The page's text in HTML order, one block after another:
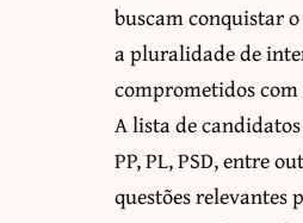
buscam conquistar
a pluralidade de
comprometidos
A lista de
PP, PL, PSD, entre
questões relevantes